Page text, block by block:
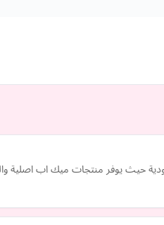
حيث يوفر منتجات ميك اب